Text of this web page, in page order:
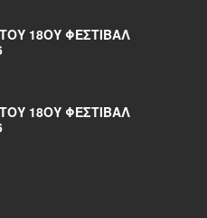
18ΟΥ ΦΕΣΤΙΒΆΛ
18ΟΥ ΦΕΣΤΙΒΆΛ